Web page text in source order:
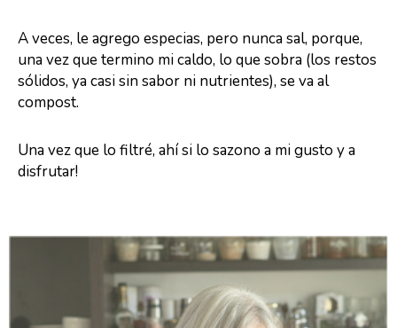
A veces, le agrego especias, pero nunca sal, porque,
una vez que termino mi caldo, lo que sobra (los restos
sólidos, ya casi sin sabor ni nutrientes), se va al
compost.
Una vez que lo filtré, ahí si lo sazono a mi gusto y a
disfrutar!